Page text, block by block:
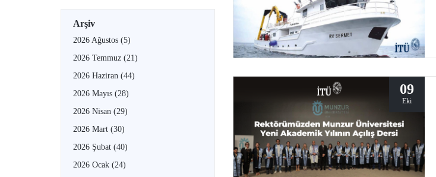
Arşiv
2026 Ağustos (5)
2026 Temmuz (21)
2026 Haziran (44)
2026 Mayıs (28)
2026 Nisan (29)
2026 Mart (30)
2026 Şubat (40)
2026 Ocak (24)
09
Eki